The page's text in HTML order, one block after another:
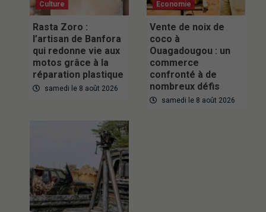
Culture
Rasta Zoro :
l’artisan de Banfora
qui redonne vie aux
motos grâce à la
réparation plastique
samedi le 8 août 2026
Economie
Vente de noix de
coco à
Ouagadougou : un
commerce
confronté à de
nombreux défis
samedi le 8 août 2026